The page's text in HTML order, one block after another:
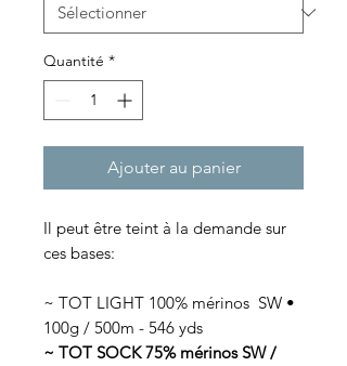
Quantité *
Ajouter au panier
Il peut être teint à la demande sur
ces bases:
~ TOT LIGHT 100% mérinos SW •
100g / 500m - 546 yds
~ TOT SOCK 75% mérinos SW /